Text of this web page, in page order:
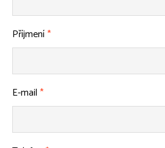
Příjmení*
E-mail*